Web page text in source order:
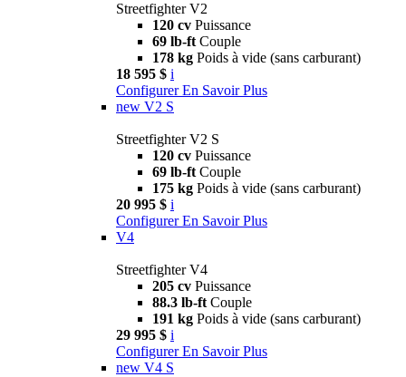
Streetfighter V2
120 cv Puissance
69 lb-ft Couple
178 kg Poids à vide (sans carburant)
18 595 $ i
Configurer En Savoir Plus
new V2 S
Streetfighter V2 S
120 cv Puissance
69 lb-ft Couple
175 kg Poids à vide (sans carburant)
20 995 $ i
Configurer En Savoir Plus
V4
Streetfighter V4
205 cv Puissance
88.3 lb-ft Couple
191 kg Poids à vide (sans carburant)
29 995 $ i
Configurer En Savoir Plus
new V4 S